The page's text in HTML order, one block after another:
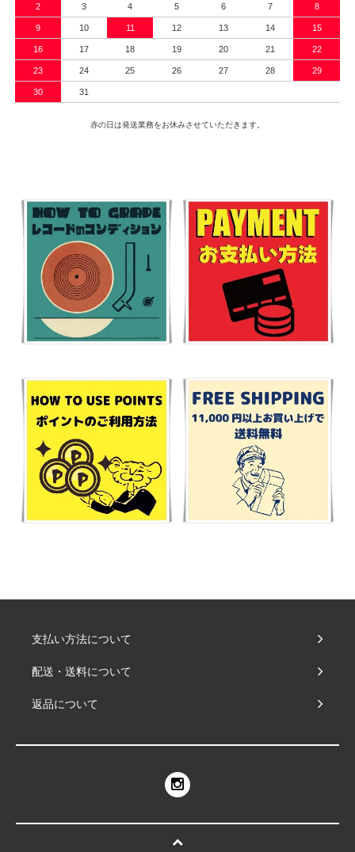
2 3 4 5 6 7 8
9 10 11 12 13 14 15
16 17 18 19 20 21 22
23 24 25 26 27 28 29
30 31
赤の日は発送業務をお休みさせていただきます。
支払い方法について
配送・送料について
返品について